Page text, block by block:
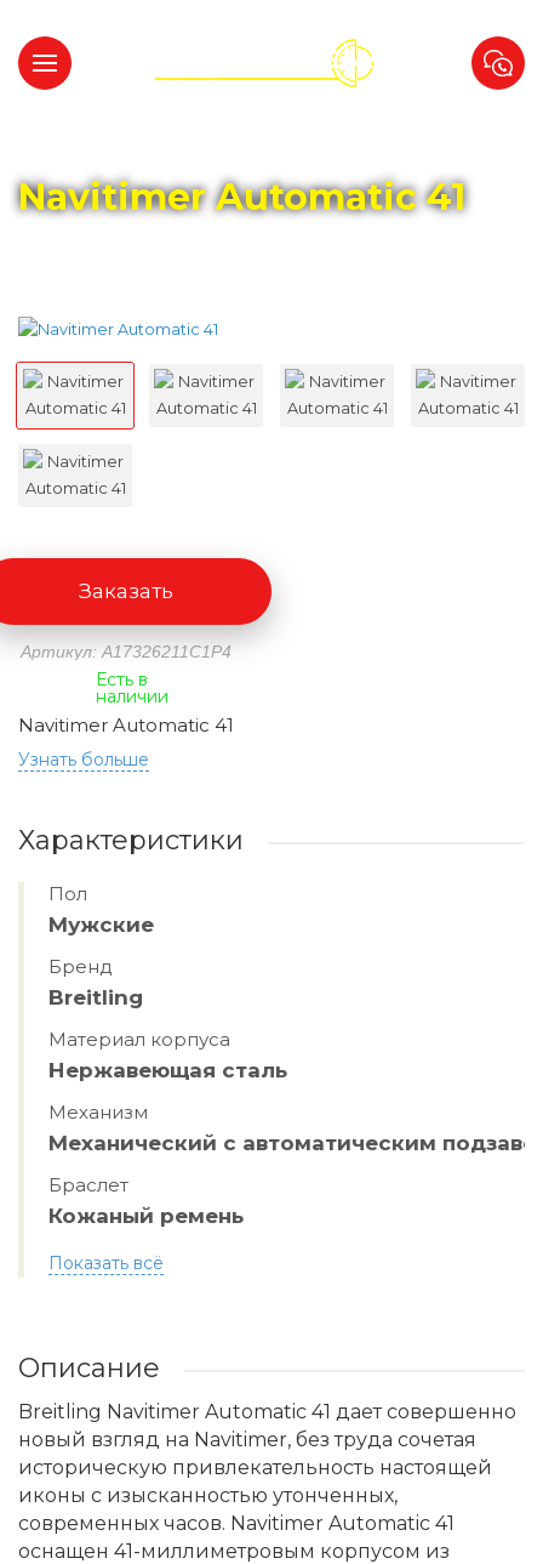
Navitimer Automatic 41
Артикул: A17326211C1P4
Есть в
наличии
Navitimer Automatic 41
Узнать больше
Заказать
Характеристики
Пол
Мужские
Бренд
Breitling
Материал корпуса
Нержавеющая сталь
Механизм
Механический с автоматическим
Браслет
Кожаный ремень
Показать всё
Описание
Breitling Navitimer Automatic 41 дает совершенно
новый взгляд на Navitimer, без труда сочетая
историческую привлекательность настоящей
иконы с изысканностью утонченных,
современных часов. Navitimer Automatic 41
оснащен 41-миллиметровым корпусом из